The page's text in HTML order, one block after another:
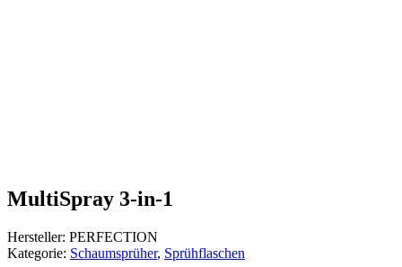
MultiSpray 3-in-1
Hersteller: PERFECTION
Kategorie: Schaumsprüher, Sprühflaschen